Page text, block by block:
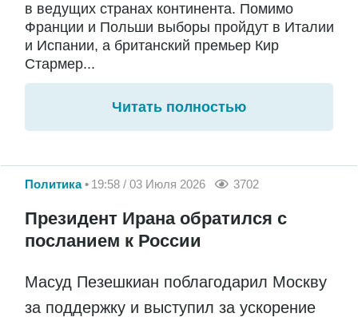
в ведущих странах континента. Помимо
Франции и Польши выборы пройдут в Италии
и Испании, а британский премьер Кир
Стармер...
Читать полностью
Политика 19:58 / 03 Июля 2026 3702
Президент Ирана обратился с
посланием к России
Масуд Пезешкиан поблагодарил Москву
за поддержку и выступил за ускорение